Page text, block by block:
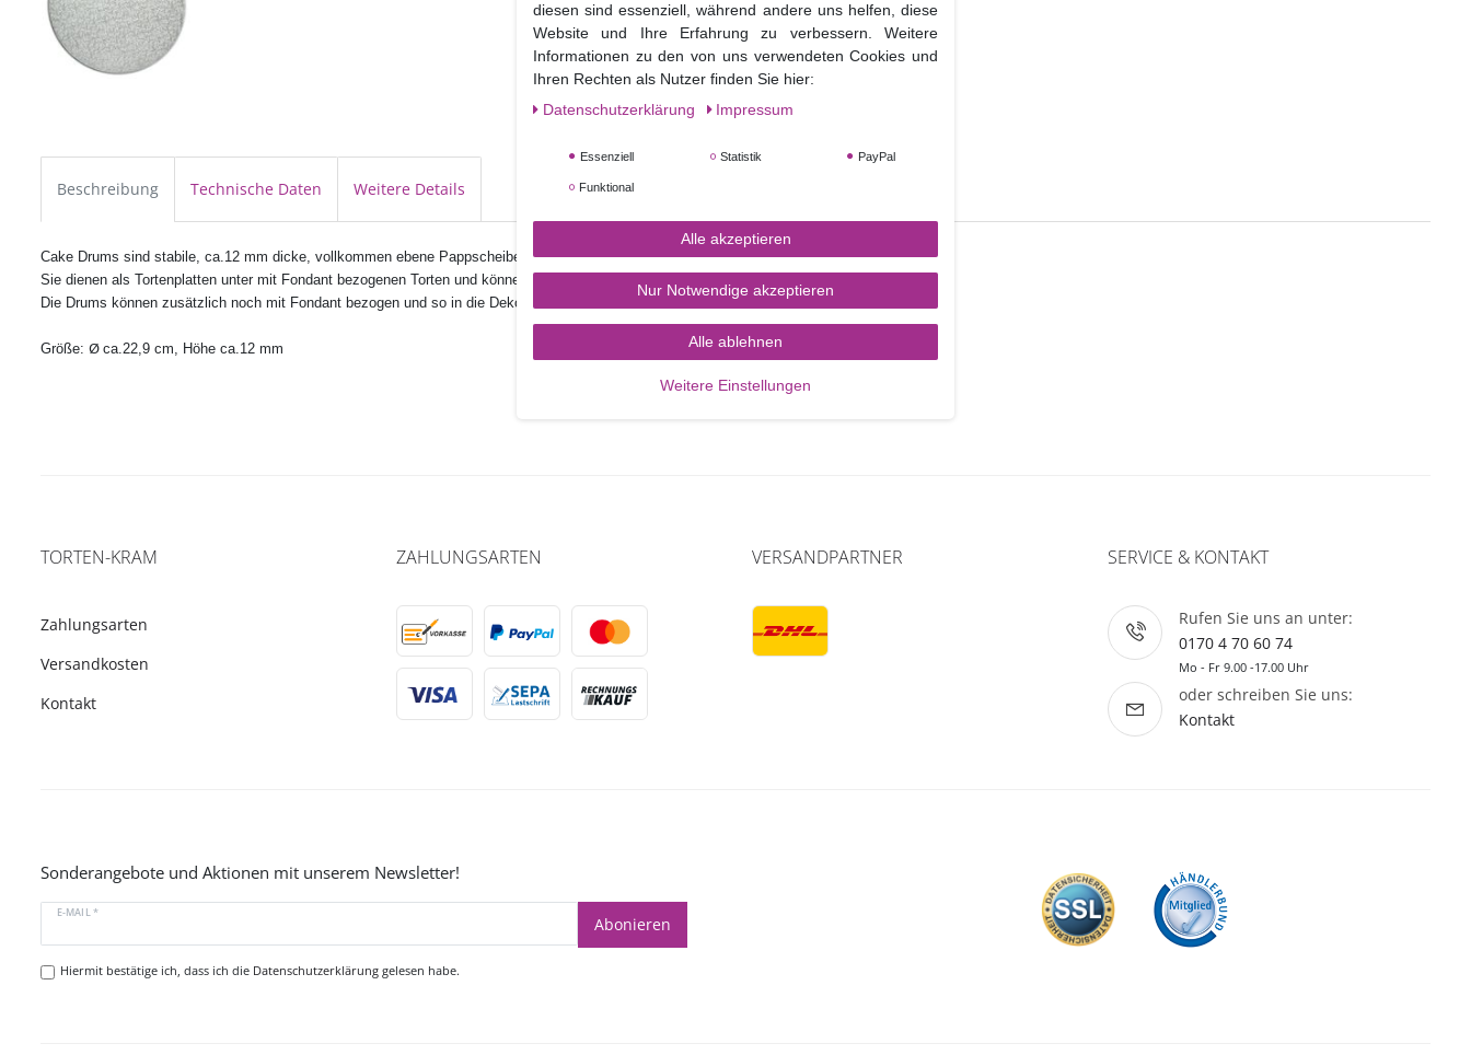
Beschreibung Technische Daten Weitere Details
Cake Drums sind stabile, ca.12 mm dicke, vollkommen ebene Pappscheiben die mit einer abwischbaren silbrigen Folie bezogen sind.
Sie dienen als Tortenplatten unter mit Fondant bezogenen Torten und können b
Die Drums können zusätzlich noch mit Fondant bezogen und so in die Dekoration der Torte mit integriert werden.
Größe: Ø ca.22,9 cm, Höhe ca.12 mm
TORTEN-KRAM
Zahlungsarten
Versandkosten
Kontakt
ZAHLUNGSARTEN VERSANDPARTNER SERVICE & KONTAKT
Rufen Sie uns an unter:
0170 4 70 60 74
Mo - Fr 9.00 -17.00 Uhr
oder schreiben Sie uns:
Kontakt
Sonderangebote und Aktionen mit unserem Newsletter!
E-MAIL *
Abonieren
Hiermit bestätige ich, dass ich die Datenschutzerklärunggelesen habe.
diesen sind essenziell, während andere uns helfen, diese
Website und Ihre Erfahrung zu verbessern. Weitere
Informationen zu den von uns verwendeten Cookies und
Ihren Rechten als Nutzer finden Sie hier:
Daten­schutz­erklärung
Impressum
Essenziell Statistik PayPal
Funktional
Alle akzeptieren
Nur Notwendige akzeptieren
Alle ablehnen
Weitere Einstellungen